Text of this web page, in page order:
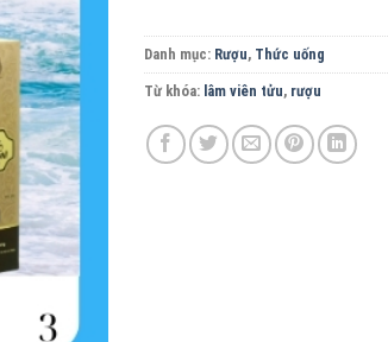
Danh mục: Rượu, Thức uống
Từ khóa: lâm viên tửu, rượu